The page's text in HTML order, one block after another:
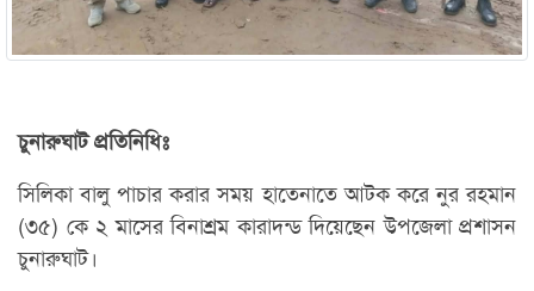
চুনারুঘাট প্রতিনিধিঃ
সিলিকা বালু পাচার করার সময় হাতেনাতে আটক করে নুর রহমান
(৩৫) কে ২ মাসের বিনাশ্রম কারাদন্ড দিয়েছেন উপজেলা প্রশাসন
চুনারুঘাট।